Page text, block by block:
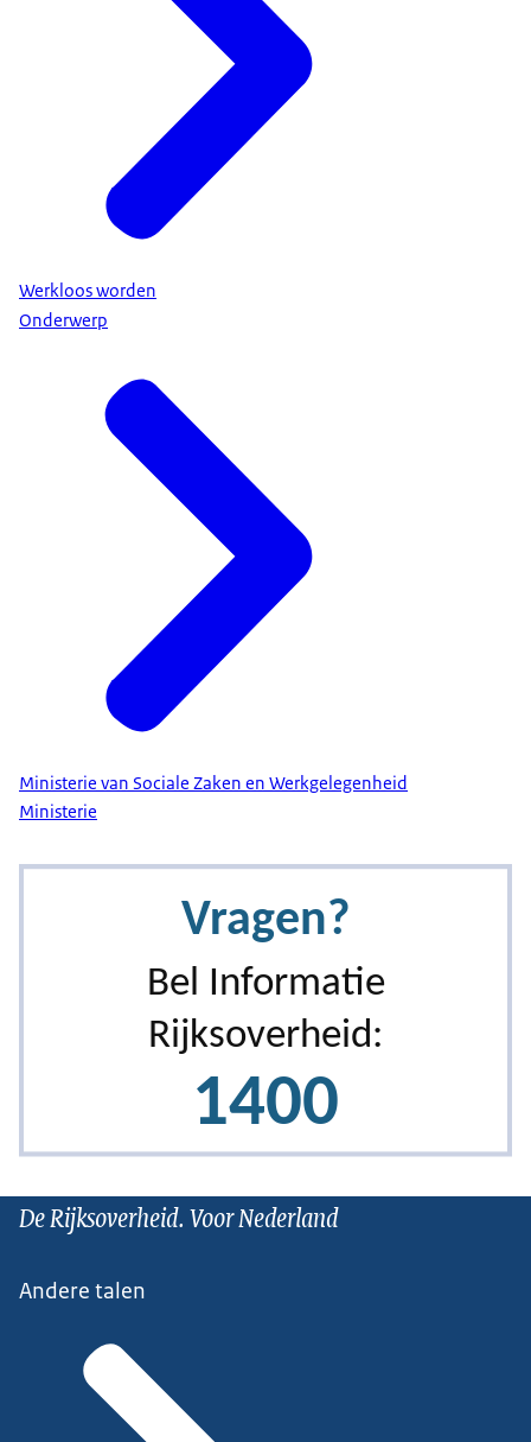
Werkloos worden
Onderwerp
Ministerie van Sociale Zaken en Werkgelegenheid
Ministerie
De Rijksoverheid. Voor Nederland
Andere talen